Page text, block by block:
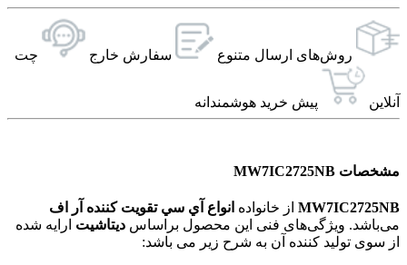
روش‌های ارسال‌ متنوع سفارش خارج چت
آنلاین پیش خرید هوشمندانه
مشخصات MW7IC2725NB
MW7IC2725NB از خانواده انواع آي سي تقويت کننده آر اف
می‌باشد. ویژگی‌های فنی این محصول براساس دیتاشیت ارایه شده
از سوی تولید کننده آن به شرح زیر می باشد: